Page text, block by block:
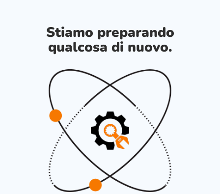
Stiamo preparando
qualcosa di nuovo.